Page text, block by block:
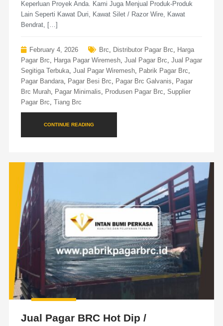
Keperluan Proyek Anda. Kami Juga Menjual Produk-Produk
Lain Seperti Kawat Duri, Kawat Silet / Razor Wire, Kawat
Bendrat, […]
February 4, 2026 Brc, Distributor Pagar Brc, Harga
Pagar Brc, Harga Pagar Wiremesh, Jual Pagar Brc, Jual Pagar
Segitiga Terbuka, Jual Pagar Wiremesh, Pabrik Pagar Brc,
Pagar Bandara, Pagar Besi Brc, Pagar Brc Galvanis, Pagar
Brc Murah, Pagar Minimalis, Produsen Pagar Brc, Supplier
Pagar Brc, Tiang Brc
CONTINUE READING
Jual Pagar BRC Hot Dip /